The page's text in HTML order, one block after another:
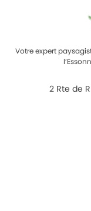
Votre expert
2 Rte de